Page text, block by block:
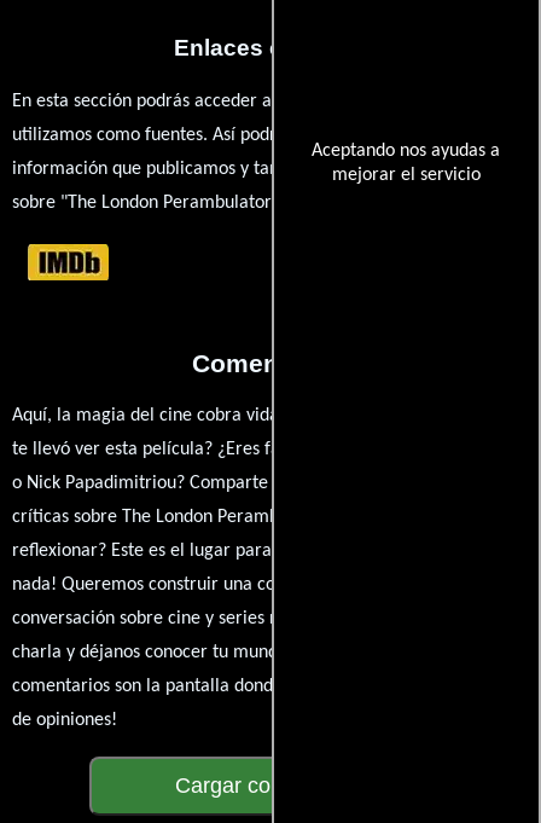
Aceptando nos ayudas a
mejorar el servicio
Enlaces externos
En esta sección podrás acceder a los recursos externos que
utilizamos como fuentes. Así podrás chequear toda la
información que publicamos y también ampliar tu conocimiento
sobre "The London Perambulator".
Comentarios
Aquí, la magia del cine cobra vida a través de tus opiniones. ¿Qué
te llevó ver esta película? ¿Eres fan de John Rogers, Russell Brand
o Nick Papadimitriou? Comparte tus pensamientos, emociones y
críticas sobre The London Perambulator. ¿Te hizo reír, llorar o
reflexionar? Este es el lugar para expresarlo. ¡No te guardes
nada! Queremos construir una comunidad apasionada donde la
conversación sobre cine y series nunca se detenga. Únete a la
charla y déjanos conocer tu mundo cinematográfico. ¡Los
comentarios son la pantalla donde se proyecta nuestra diversidad
de opiniones!
Cargar comentarios